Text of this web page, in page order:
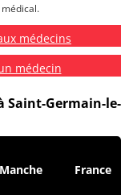
médecins
médecin
Saint-Germain-le-
Manche France